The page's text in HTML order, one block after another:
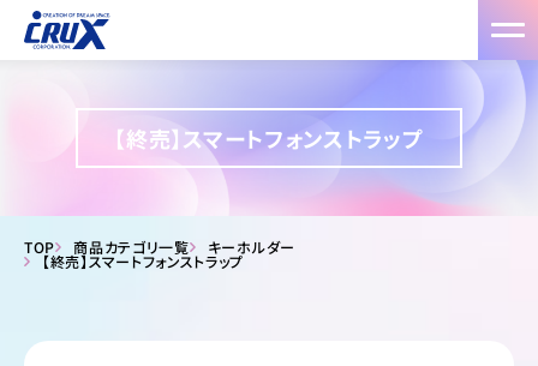
【終売】スマートフォンストラップ
TOP 商品カテゴリ一覧 キーホルダー
【終売】スマートフォンストラップ